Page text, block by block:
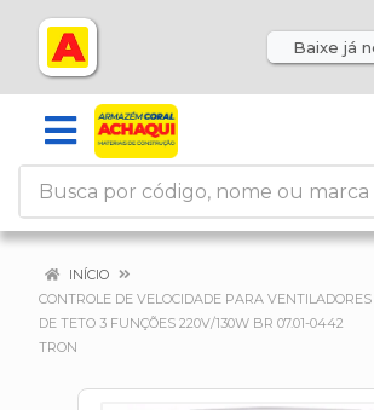
Baixe já
INÍCIO
CONTROLE DE VELOCIDADE PARA VENTILADORES
DE TETO 3 FUNÇÕES 220V/130W BR 07.01-0442
TRON